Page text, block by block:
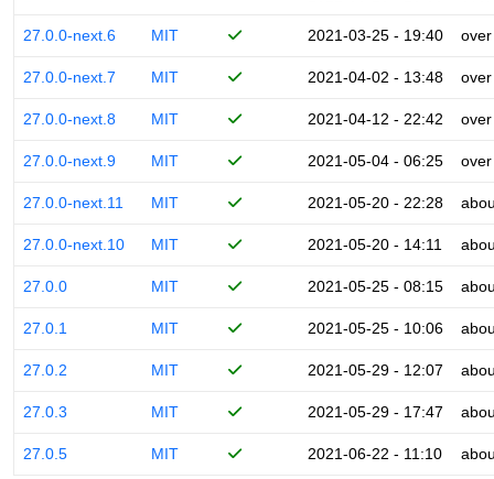
27.0.0-next.6 MIT 2021-03-25 - 19:40
27.0.0-next.7 MIT 2021-04-02 - 13:48
27.0.0-next.8 MIT 2021-04-12 - 22:42
27.0.0-next.9 MIT 2021-05-04 - 06:25
27.0.0-next.11 MIT 2021-05-20 - 22:28
27.0.0-next.10 MIT 2021-05-20 - 14:11
27.0.0 MIT 2021-05-25 - 08:15
27.0.1 MIT 2021-05-25 - 10:06
27.0.2 MIT 2021-05-29 - 12:07
27.0.3 MIT 2021-05-29 - 17:47
27.0.5 MIT 2021-06-22 - 11:10